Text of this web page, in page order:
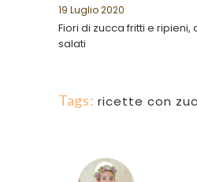
19 Luglio 2020
Fiori di zucca fritti e ripieni,
salati
Tags: ricette con